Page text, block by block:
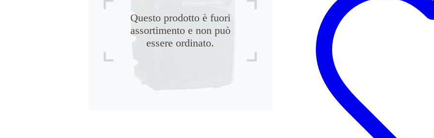
Questo prodotto è fuori
assortimento e non può
essere ordinato.